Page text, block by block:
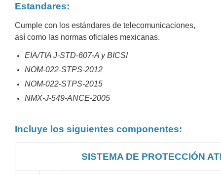
AlcanceUPS
Kits-
Sistemas
IP
MegapixelTurboHD
de 4
CanalesTurboHD
Monitores
AccesoriosMobiliario
Estandares:
Cumple con los estándares de telecomunicaciones,
así como las normas oficiales mexicanas.
EIA/TIA J-STD-607-A y BICSI
NOM-022-STPS-2012
NOM-022-STPS-2015
NMX-J-549-ANCE-2005
Incluye los siguientes componentes:
SISTEMA DE PROTECCIÓN